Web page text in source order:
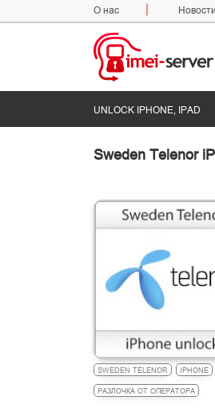
О нас Новости
UNLOCK IPHONE, IPAD
Sweden Telenor
SWEDEN TELENOR IPHONE
РАЗЛОЧКА ОТ ОПЕРАТОРА